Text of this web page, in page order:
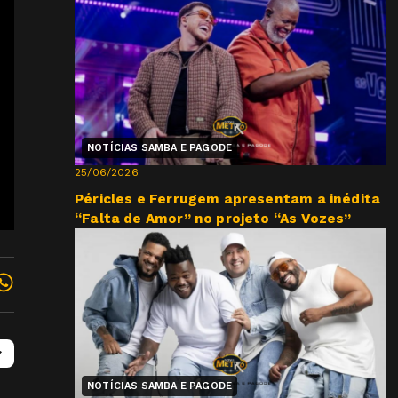
NOTÍCIAS SAMBA E PAGODE
25/06/2026
Péricles e Ferrugem apresentam a inédita
“Falta de Amor” no projeto “As Vozes”
NOTÍCIAS SAMBA E PAGODE